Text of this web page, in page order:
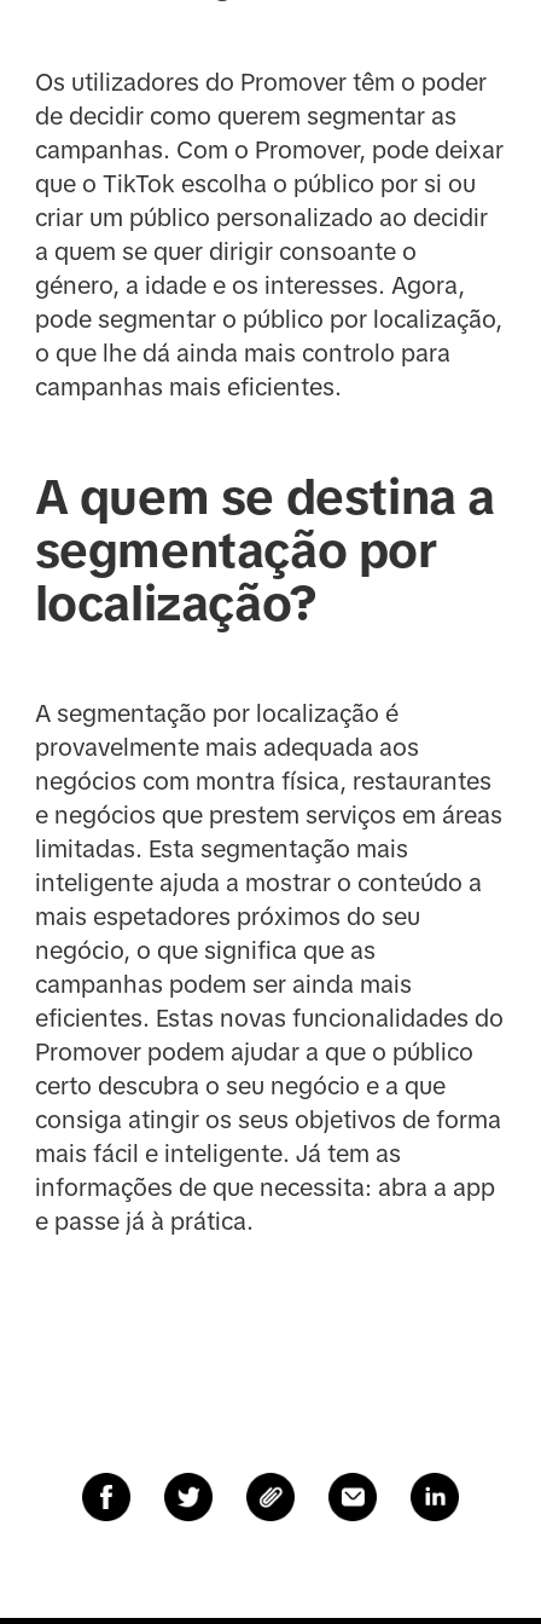
Os utilizadores do Promover têm o poder
de decidir como querem segmentar as
campanhas. Com o Promover, pode deixar
que o TikTok escolha o público por si ou
criar um público personalizado ao decidir
a quem se quer dirigir consoante o
género, a idade e os interesses. Agora,
pode segmentar o público por localização,
o que lhe dá ainda mais controlo para
campanhas mais eficientes.
A quem se destina a
segmentação por
localização?
A segmentação por localização é
provavelmente mais adequada aos
negócios com montra física, restaurantes
e negócios que prestem serviços em áreas
limitadas. Esta segmentação mais
inteligente ajuda a mostrar o conteúdo a
mais espetadores próximos do seu
negócio, o que significa que as
campanhas podem ser ainda mais
eficientes. Estas novas funcionalidades do
Promover podem ajudar a que o público
certo descubra o seu negócio e a que
consiga atingir os seus objetivos de forma
mais fácil e inteligente. Já tem as
informações de que necessita: abra a app
e passe já à prática.